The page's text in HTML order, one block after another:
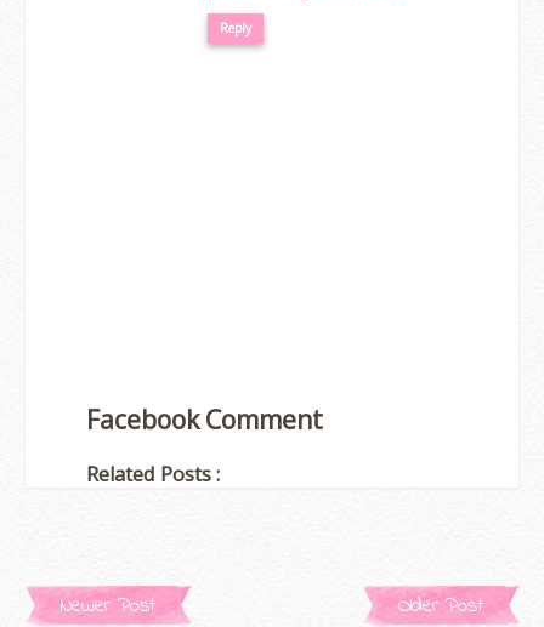
Reply
Facebook Comment
Related Posts :
Newer Post Older Post